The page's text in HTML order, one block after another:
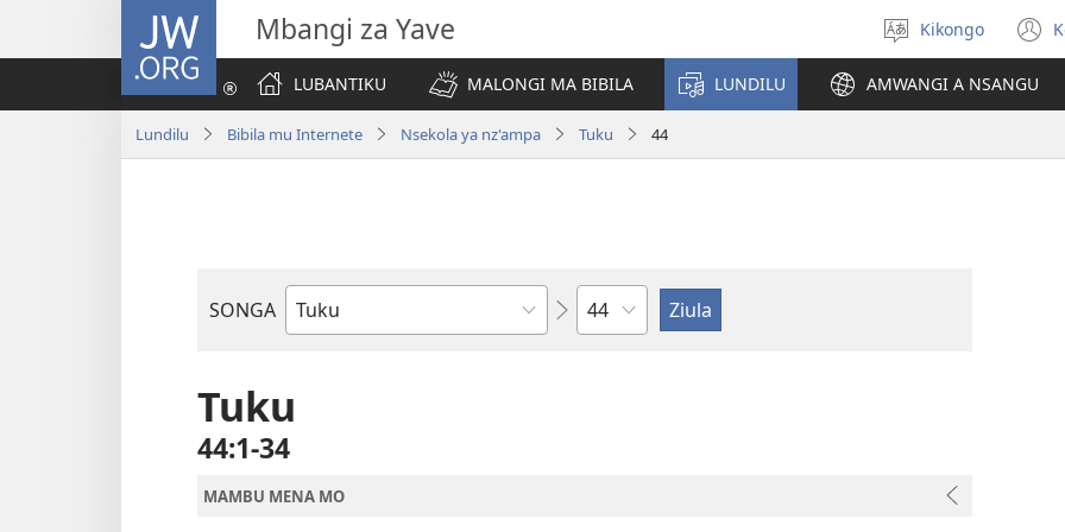
JW.ORG Mbangi za Yave
Sola
ndinga
Kikongo
LUBANTIKU
MALONGI MA BIBILA LUNDILU AMWANGI A NSANGU
Lundilu Bibila mu Internete Nsekola ya nz'ampa Tuku 44
SONGA
Bible
Kapu
Tuku
44:1-34
MAMBU MENA MO